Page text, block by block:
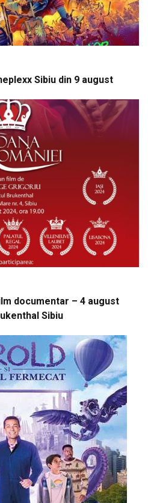
Sibiu din 9 august
documentar – 4 august
Sibiu